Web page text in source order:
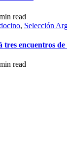
read
, Selección
encuentros
read